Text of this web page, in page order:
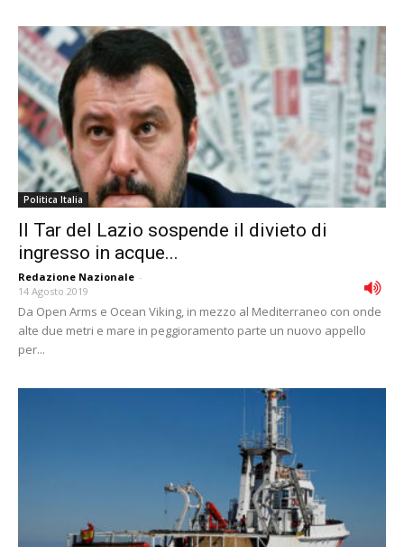
Politica Italia
Il Tar del Lazio sospende il divieto di
ingresso in acque...
Redazione Nazionale -
14 Agosto 2019
Da Open Arms e Ocean Viking, in mezzo al Mediterraneo con onde
alte due metri e mare in peggioramento parte un nuovo appello
per...